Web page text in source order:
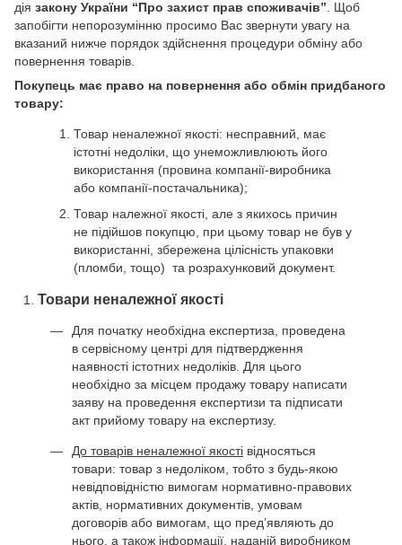
дія закону України “Про захист прав споживачів” . Щоб
запобігти непорозумінню просимо Вас звернути увагу на
вказаний нижче порядок здійснення процедури обміну або
повернення товарів.
Покупець має право на повернення або обмін придбаного
товару:
Товар неналежної якості: несправний, має
істотні недоліки, що унеможливлюють його
використання (провина компанії-виробника
або компанії-постачальника);
Товар належної якості, але з якихось причин
не підійшов покупцю, при цьому товар не був у
використанні, збережена цілісність упаковки
(пломби, тощо) та розрахунковий документ.
Товари неналежної якості
Для початку необхідна експертиза, проведена
в сервісному центрі для підтвердження
наявності істотних недоліків. Для цього
необхідно за місцем продажу товару написати
заяву на проведення експертизи та підписати
акт прийому товару на експертизу.
До товарів неналежної якості відносяться
товари: товар з недоліком, тобто з будь-якою
невідповідністю вимогам нормативно-правових
актів, нормативних документів, умовам
договорів або вимогам, що пред’являють до
нього, а також інформації, наданій виробником